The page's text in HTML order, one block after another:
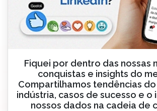
Fiquei por dentro das nossas
conquistas e insights do
Compartilhamos tendências
indústria, casos de sucesso e o
nossos dados na cadeia de